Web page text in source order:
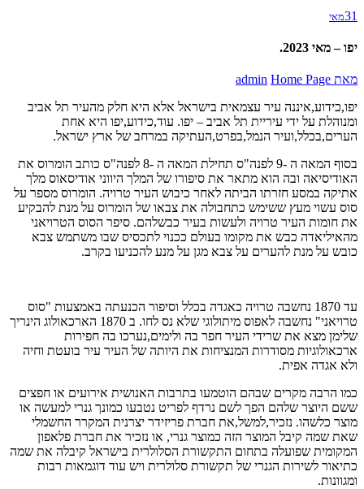
31מאי
יפו – מאי 2023.
מאת admin Home Page
יפו,כידוע,איננה עיר עצמאית בישראל אלא היא חלק מהעיר תל אביב
ומנוהלת על ידי עיריית תל אביב – יפו. עוד,כידוע,יפו היא אחת
הערים,בכלל,ועיר הנמל,בפרט,העתיקה במרחב של ארץ ישראל.
בסוף המאה ה -9 לפנה"ס תחילת המאה ה -8 לפנה"ס כותב הומרוס את
האודיסיאה ובה הוא מתאר את סיפורו של המלך היווני אודיסאוס מלך
אתיקה במסע חזרתו הביתה לאחר כיבוש העיר טרויה. הומרוס מספר על
סוס עשוי מעץ ששימש כתחבולה את צבאו של הומרוס על מנת להבקיע
את חומות העיר טרויה ולעשות בעיר כבשלהם. סיפר הסוס הטרויאני
מהאיליאדה כבש את מקומו בעולם ככנוי לתכסיס שבו משתמש צבא
כובש על מנת להערים על צבא מגן על מנע להכניעו בקרב.
עד 1870 נחשבה טרויה כאגדה בכלל וסיפור הכנעתה באמצעות "סוס
טרויאני" נחשבה לאפוס מיתולוגי שלא נס לחו. ב 1870 הארכאולוג הינריך
שלימן מצא את שרידי העיר חפר בה ולימים,נערכו בה חפירות
ארכאולוגיות מסודרות המנציחות את היותה של העיר עיר בועטת וחיה
ולא אגדה אפית.
כמו הרבה מקרים שבהם הוטמעו בתרבות האנושית אירועים או חפצים
ששם היוצר שלהם הפך לשם נרדף לפריט נטבעו כמונך גנרי למעשה או
מוצר כלשהו. נזכיר,למשל,את חברת פריזידר יצרנית המקרר החשמלי
שאת שמה קיבל המוצר הזה כמוצר גנרי, או נזכיר את חברת פלאפון
המקומית שפועלה בתחום התקשורת הסלולרית בישראל קיבלה את שמה
כתיאור לשירות הגנרי של תקשורת סלולרית ויש עוד דוגמאות רבות
ומגוונות.